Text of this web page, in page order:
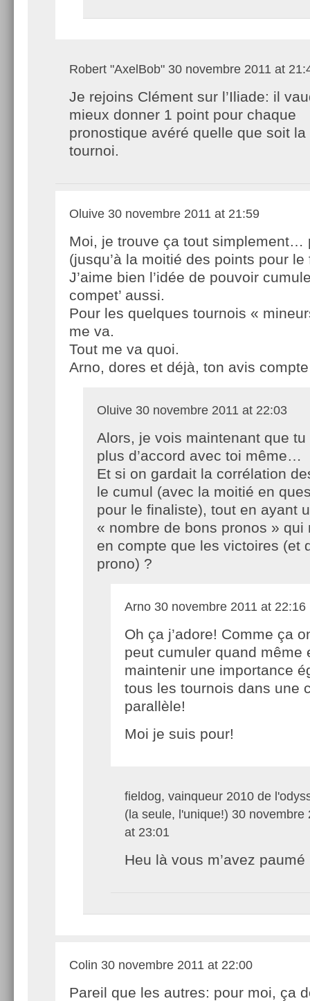
Robert "AxelBob" 30 novembre 2011 at
Je rejoins Clément sur l’Iliade: il
mieux donner 1 point pour chaque
pronostique avéré quelle que soit
tournoi.
Oluive 30 novembre 2011 at 21:59
Moi, je trouve ça tout simplement…
(jusqu’à la moitié des points pour le
J’aime bien l’idée de pouvoir
compet’ aussi.
Pour les quelques tournois «
me va.
Tout me va quoi.
Arno, dores et déjà, ton avis
Oluive 30 novembre 2011 at 22:03
Alors, je vois maintenant que tu
plus d’accord avec toi même…
Et si on gardait la corrélation
le cumul (avec la moitié en
pour le finaliste), tout en ayant
« nombre de bons pronos » qui
en compte que les victoires (et
prono) ?
Arno 30 novembre 2011 at 22:16
Oh ça j’adore! Comme ça
peut cumuler quand même
maintenir une importance
tous les tournois dans une
parallèle!
Moi je suis pour!
fieldog, vainqueur 2010 de
(la seule, l'unique!) 30 novembre
at 23:01
Heu là vous m’avez
Colin 30 novembre 2011 at 22:00
Pareil que les autres: pour moi, ça